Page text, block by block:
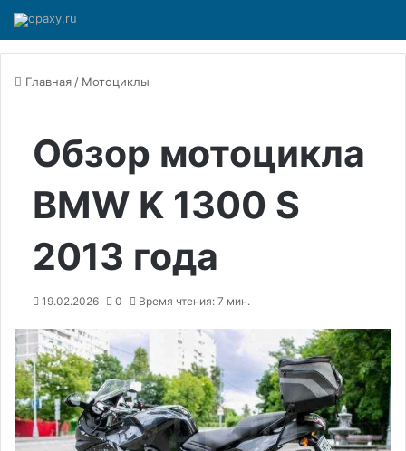
Главная / Мотоциклы
Обзор мотоцикла
BMW K 1300 S
2013 года
19.02.2026 0 Время чтения: 7 мин.